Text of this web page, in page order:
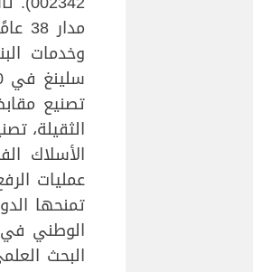
وخدمات
تصنيع
الثقيلة،
الأسلاك
عمليات
تمنحها
الوطني في
البحث